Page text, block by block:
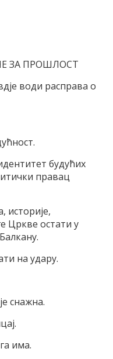
ЗА ПРОШЛОСТ
води расправа о
будућих
правац
историје,
Цркве остати у
на удару.
снажна.
има.